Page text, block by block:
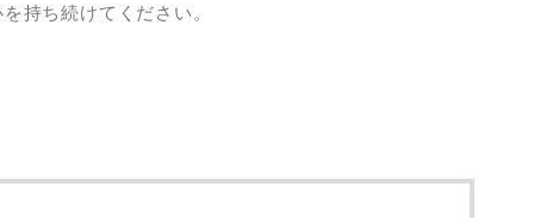
持ち続けてください。